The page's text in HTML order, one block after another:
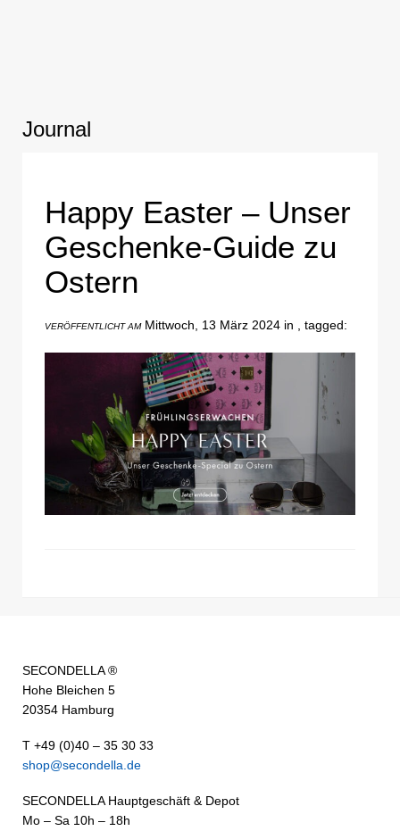
Journal
Happy Easter – Unser
Geschenke-Guide zu
Ostern
VERÖFFENTLICHT AMMittwoch, 13 März 2024 in , tagged:
SECONDELLA ®
Hohe Bleichen 5
20354 Hamburg
T +49 (0)40 – 35 30 33
shop@secondella.de
SECONDELLA Hauptgeschäft & Depot
Mo – Sa 10h – 18h